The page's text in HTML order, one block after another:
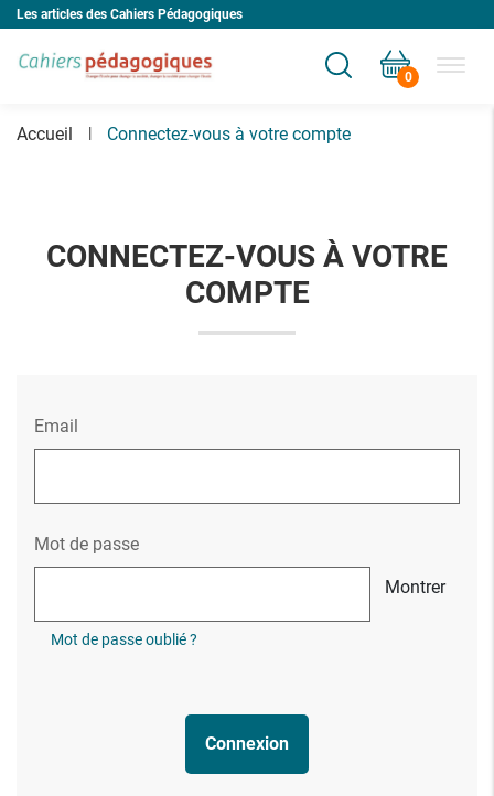
Les articles des Cahiers Pédagogiques
0
Votre panier est vide
Accueil Connectez-vous à votre compte
CONNECTEZ-VOUS À VOTRE
COMPTE
Email
Mot de passe
Montrer
Mot de passe oublié ?
Connexion